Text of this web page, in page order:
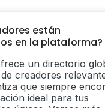
están
en la plataforma?
un directorio
creadores
que siempre
ideal para tus